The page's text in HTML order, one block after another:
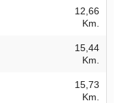
12,66
Km.
15,44
Km.
15,73
Km.